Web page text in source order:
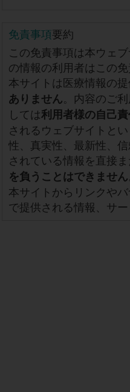
免責事項要約
この免責事項は本ウェ
の情報の利用者はこの
本サイトは医療情報の
ありません。内容のご
しては利用者様の自己
されるウェブサイトと
性、真実性、最新性、
されている情報を直接
を負うことはできません
本サイトからリンクや
で提供される情報、サ